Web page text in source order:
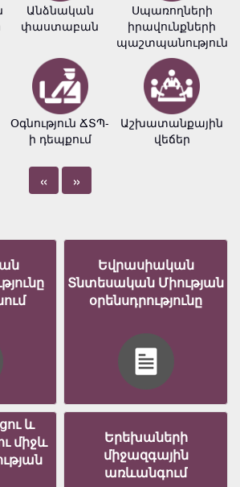
Անձնական
փաստաբան
Օգնություն ՃՏՊ-
ի դեպքում
Սպառողների
իրավունքների
պաշտպանություն
Աշխատանքային
վեճեր
« »
Եվրասիական
Տնտեսական Միության
օրենսդրությունը
և
միջև
Երեխաների
միջազգային
առևանգում